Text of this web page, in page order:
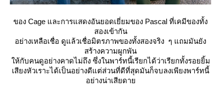
ของ Cage และการแสดงอันยอดเยี่ยมของ Pascal ที่เคมีของทั้ง
สองเข้ากัน
อย่างเหลือเชื่อ ดูแล้วเชื่อมิตรภาพของทั้งสองจริง ๆ แถมมันยัง
สร้างความผูกพัน
ห้กับคนดูอย่างคาดไม่ถึง ซึ่งในพาร์ทนี้เรียกได้ว่าเรียกทั้งรอยยิ้ม
เสียงหัวเราะได้เป็นอย่างดีแต่ส่วนที่ดีที่สุดมันก็จบลงเพียงพาร์ทนี้
อย่างน่าเสียดา